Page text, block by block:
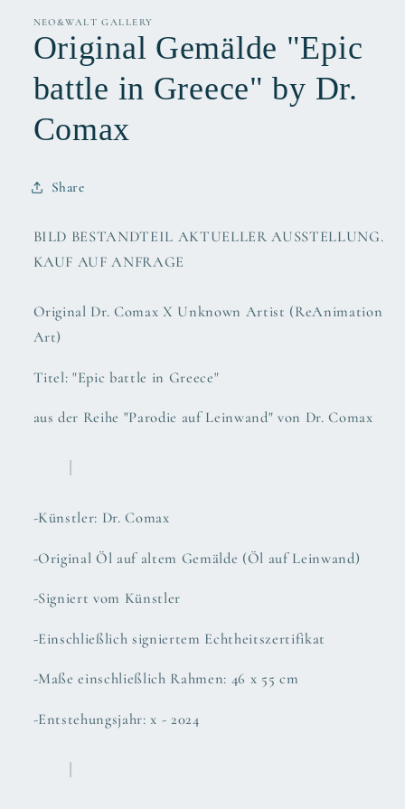
NEO&WALT GALLERY
Original Gemälde "Epic
battle in Greece" by Dr.
Comax
Share
BILD BESTANDTEIL AKTUELLER AUSSTELLUNG.
KAUF AUF ANFRAGE
Original Dr. Comax X Unknown Artist (ReAnimation
Art)
Titel: "Epic battle in Greece"
aus der Reihe "Parodie auf Leinwand" von Dr. Comax
-Künstler: Dr. Comax
-Original Öl auf altem Gemälde (Öl auf Leinwand)
-Signiert vom Künstler
-Einschließlich signiertem Echtheitszertifikat
-Maße einschließlich Rahmen: 46 x 55 cm
-Entstehungsjahr: x - 2024